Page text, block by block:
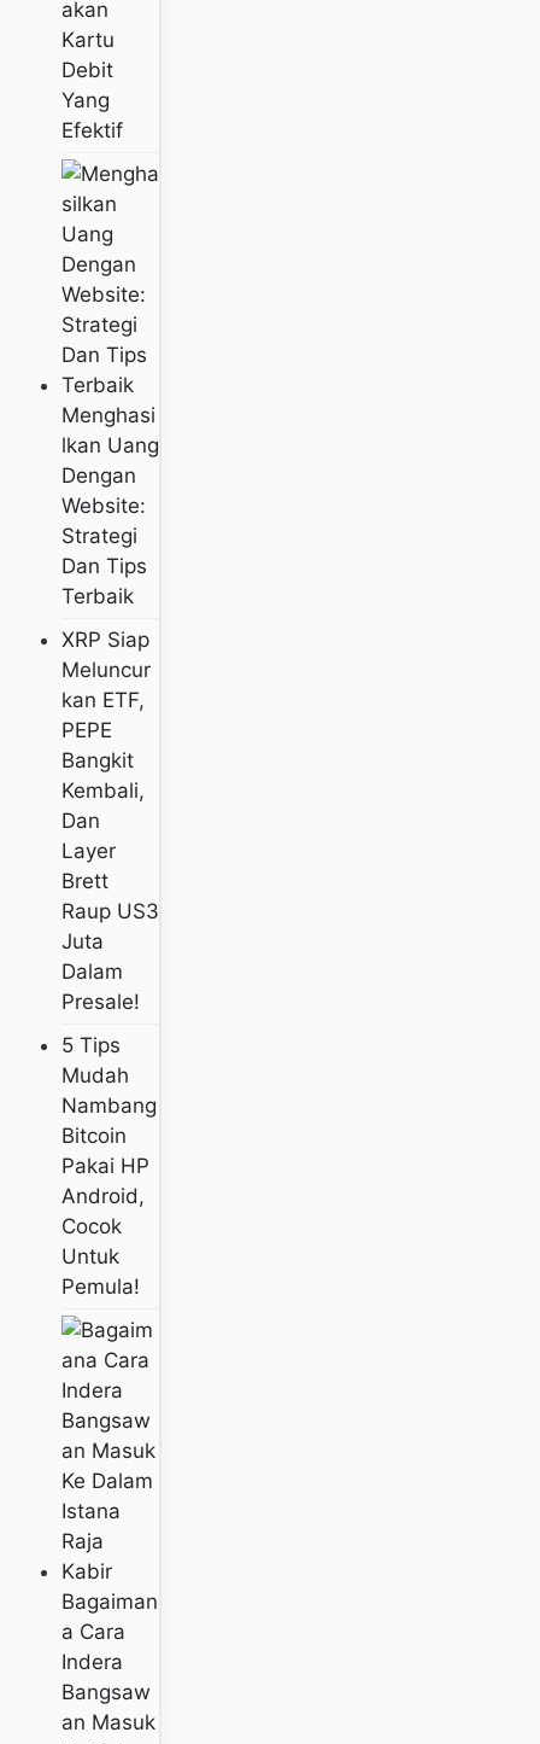
Akan
Kartu
Debit
Yang
Efektif
Menghasi
Lkan Uang
Dengan
Website:
Strategi
Dan Tips
Terbaik
XRP Siap
Meluncur
Kan ETF,
PEPE
Bangkit
Kembali,
Dan
Layer
Brett
Raup US3
Juta
Dalam
Presale!
5 Tips
Mudah
Nambang
Bitcoin
Pakai HP
Android,
Cocok
Untuk
Pemula!
Bagaiman
A Cara
Indera
Bangsaw
An Masuk